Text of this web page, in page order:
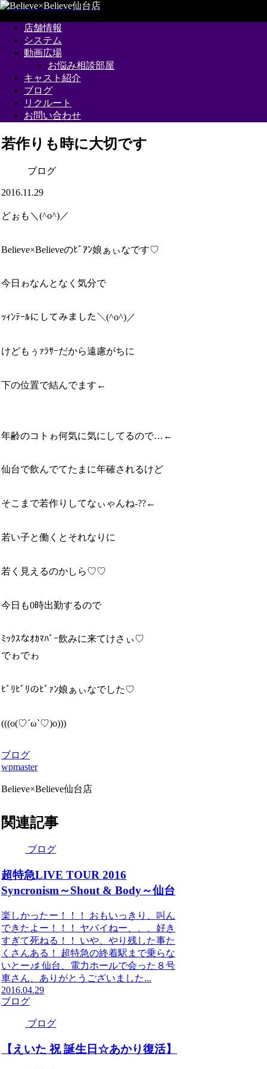
店舗情報
システム
動画広場
お悩み相談部屋
キャスト紹介
ブログ
リクルート
お問い合わせ
若作りも時に大切です
ブログ
2016.11.29
どぉも＼(^o^)／
Believe×Believeのﾋﾞｱﾝ娘ぁぃなです♡
今日ゎなんとなく気分で
ｯｨﾝﾃｰﾙにしてみました＼(^o^)／
けどもぅｧﾗｻｰだから遠慮がちに
下の位置で結んでます←
年齢のコトゎ何気に気にしてるので…←
仙台で飲んでてたまに年確されるけど
そこまで若作りしてなぃゃんね-??←
若い子と働くとそれなりに
若く見えるのかしら♡♡
今日も0時出勤するので
ﾐｯｸｽなｵｶﾏﾊﾞｰ飲みに来てけさぃ♡
でゎでゎ
ﾋﾞﾘﾋﾞﾘのﾋﾞｧﾝ娘ぁぃなでした♡
(((o(♡´ω`♡)o)))
ブログ
wpmaster
Believe×Believe仙台店
関連記事
ブログ
超特急LIVE TOUR 2016
Syncronism～Shout & Body～仙台
楽しかったー！！！ おもいっきり、叫ん
できたよー！！！ ヤバイねー、、、好き
すぎて死ねる！！ いや、やり残した事た
くさんある！ 超特急の終着駅まで乗らな
いとー♪♯ 仙台、電力ホールで会った８号
車さん、ありがとうございました...
2016.04.29
ブログ
ブログ
【えいた 祝 誕生日☆あかり復活】